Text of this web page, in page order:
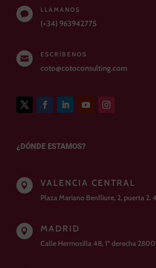

LLÁMANOS
(+34) 963942775

ESCRÍBENOS
coto@cotoconsulting.com
¿DÓNDE ESTAMOS?
 VALENCIA CENTRAL
Plaza Mariano Benlliure, 2, puerta 2.
 MADRID
Calle Hermosilla 48, 1º derecha